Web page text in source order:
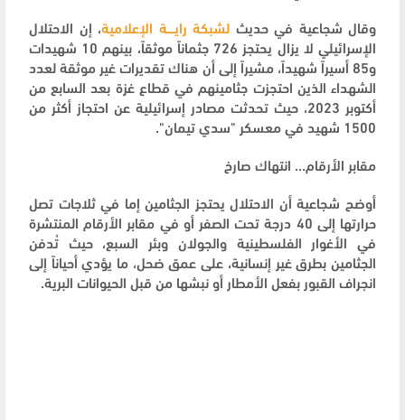
وقال شجاعية في حديث لشبكة رايــــة الإعلامية، إن الاحتلال
الإسرائيلي لا يزال يحتجز 726 جثماناً موثقاً، بينهم 10 شهيدات
و85 أسيراً شهيداً، مشيراً إلى أن هناك تقديرات غير موثقة لعدد
الشهداء الذين احتجزت جثامينهم في قطاع غزة بعد السابع من
أكتوبر 2023، حيث تحدثت مصادر إسرائيلية عن احتجاز أكثر من
1500 شهيد في معسكر "سدي تيمان".
مقابر الأرقام… انتهاك صارخ
أوضح شجاعية أن الاحتلال يحتجز الجثامين إما في ثلاجات تصل
حرارتها إلى 40 درجة تحت الصفر أو في مقابر الأرقام المنتشرة
في الأغوار الفلسطينية والجولان وبئر السبع، حيث تُدفن
الجثامين بطرق غير إنسانية، على عمق ضحل، ما يؤدي أحياناً إلى
انجراف القبور بفعل الأمطار أو نبشها من قبل الحيوانات البرية.